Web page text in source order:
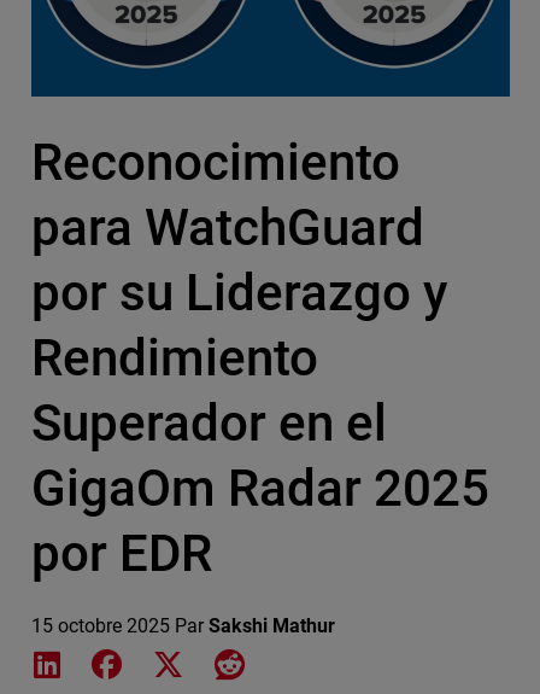
Reconocimiento
para WatchGuard
por su Liderazgo y
Rendimiento
Superador en el
GigaOm Radar 2025
por EDR
15 octobre 2025 Par Sakshi Mathur
Share on LinkedIn
Share on Facebook
Share on XShare on Reddit